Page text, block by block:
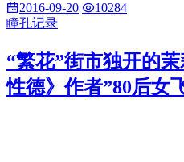
2016-09-20
10284
瞳孔记录
“繁花”街市独开的
性德》作者”80后女